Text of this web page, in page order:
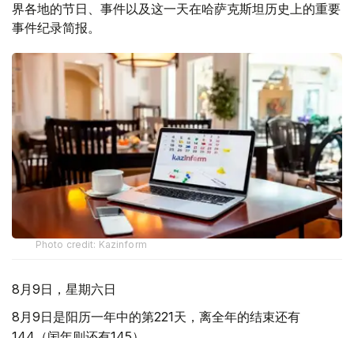
界各地的节日、事件以及这一天在哈萨克斯坦历史上的重要
事件纪录简报。
Photo credit: Kazinform
8月9日，星期六日
8月9日是阳历一年中的第221天，离全年的结束还有